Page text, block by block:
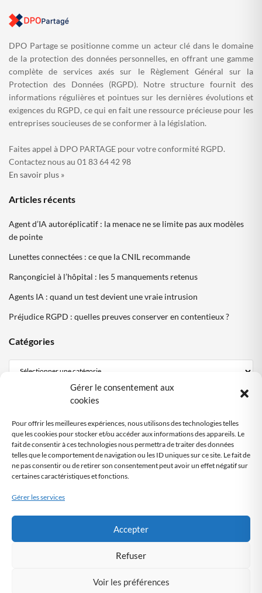
Gérer le consentement aux
cookies
Pour offrir les meilleures expériences, nous utilisons des technologies telles
que les cookies pour stocker et/ou accéder aux informations des appareils. Le
fait de consentir à ces technologies nous permettra de traiter des données
telles que le comportement de navigation ou les ID uniques sur ce site. Le fait de
ne pas consentir ou de retirer son consentement peut avoir un effet négatif sur
certaines caractéristiques et fonctions.
Gérer les services
Accepter
Refuser
Voir les préférences
DPO Partage se positionne comme un acteur clé dans le domaine
de la protection des données personnelles, en offrant une gamme
complète de services axés sur le Règlement Général sur la
Protection des Données (RGPD). Notre structure fournit des
informations régulières et pointues sur les dernières évolutions et
exigences du RGPD, ce qui en fait une ressource précieuse pour les
entreprises soucieuses de se conformer à la législation.
Faites appel à DPO PARTAGE pour votre conformité RGPD.
Contactez nous au 01 83 64 42 98
En savoir plus »
Articles récents
Agent d’IA autoréplicatif : la menace ne se limite pas aux modèles
de pointe
Lunettes connectées : ce que la CNIL recommande
Rançongiciel à l’hôpital : les 5 manquements retenus
Agents IA : quand un test devient une vraie intrusion
Préjudice RGPD : quelles preuves conserver en contentieux ?
Catégories
Mentions Légales
Politique cookies DPO Partagé
Nous contacter
Audit automatisé